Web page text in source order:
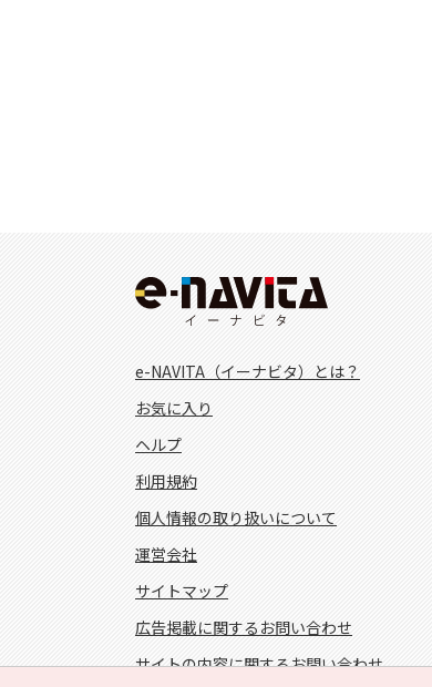
e-NAVITA（イーナビタ）とは？
お気に入り
ヘルプ
利用規約
個人情報の取り扱いについて
運営会社
サイトマップ
広告掲載に関するお問い合わせ
サイトの内容に関するお問い合わせ